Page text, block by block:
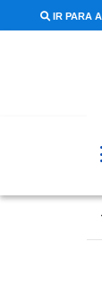
IR PARA